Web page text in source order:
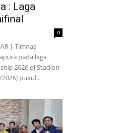
: Laga
0
| Timnas
pada laga
2026 di Stadion
2026) pukul...